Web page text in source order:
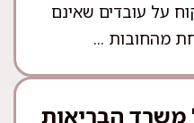
על עובדים שאינם
מהחובות ...
הבריאות